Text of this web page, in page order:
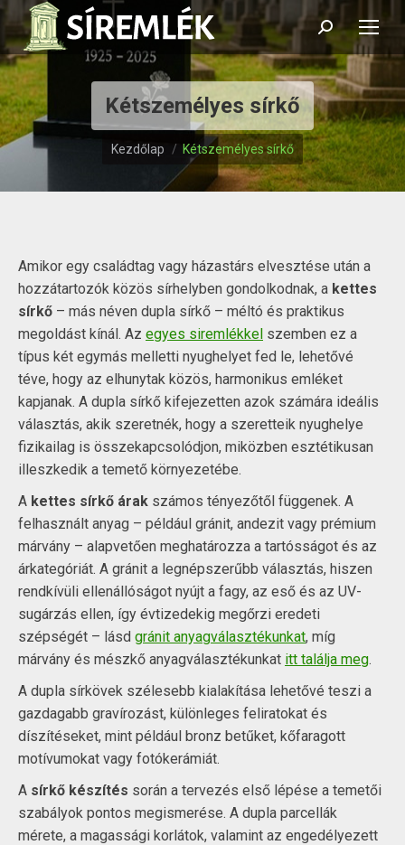
Search:
Kétszemélyes sírkő
Itt vagy:
Kezdőlap Kétszemélyes sírkő
Amikor egy családtag vagy házastárs elvesztése után a
hozzátartozók közös sírhelyben gondolkodnak, a kettes
sírkő – más néven dupla sírkő – méltó és praktikus
megoldást kínál. Az egyes siremlékkel szemben ez a
típus két egymás melletti nyughelyet fed le, lehetővé
téve, hogy az elhunytak közös, harmonikus emléket
kapjanak. A dupla sírkő kifejezetten azok számára ideális
választás, akik szeretnék, hogy a szeretteik nyughelye
fizikailag is összekapcsolódjon, miközben esztétikusan
illeszkedik a temető környezetébe.
A kettes sírkő árak számos tényezőtől függenek. A
felhasznált anyag – például gránit, andezit vagy prémium
márvány – alapvetően meghatározza a tartósságot és az
árkategóriát. A gránit a legnépszerűbb választás, hiszen
rendkívüli ellenállóságot nyújt a fagy, az eső és az UV-
sugárzás ellen, így évtizedekig megőrzi eredeti
szépségét – lásd gránit anyagválasztékunkat, míg
márvány és mészkő anyagválasztékunkat itt találja meg.
A dupla sírkövek szélesebb kialakítása lehetővé teszi a
gazdagabb gravírozást, különleges feliratokat és
díszítéseket, mint például bronz betűket, kőfaragott
motívumokat vagy fotókerámiát.
A sírkő készítés során a tervezés első lépése a temetői
szabályok pontos megismerése. A dupla parcellák
mérete, a magassági korlátok, valamint az engedélyezett